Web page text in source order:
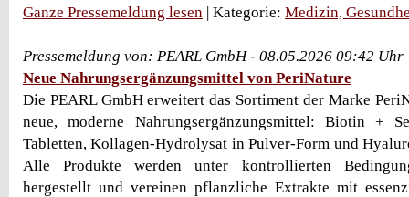
Ganze Pressemeldung lesen | Kategorie: Medizin,
Pressemeldung von: PEARL GmbH - 08.05.2026 09:42 Uhr
Neue Nahrungsergänzungsmittel von PeriNature
Die PEARL GmbH erweitert das Sortiment der Marke
neue, moderne Nahrungsergänzungsmittel: Biotin +
Tabletten, Kollagen-Hydrolysat in Pulver-Form und
Alle Produkte werden unter kontrollierten
hergestellt und vereinen pflanzliche Extrakte mit